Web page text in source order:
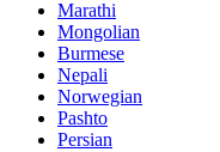
Marathi
Mongolian
Burmese
Nepali
Norwegian
Pashto
Persian